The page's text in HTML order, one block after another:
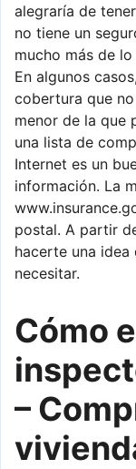
alegraría de
no tiene un
mucho más de
En algunos
cobertura que
menor de la que
una lista de
Internet es un
información. La
postal. A partir
hacerte una
necesitar.
Cómo
–